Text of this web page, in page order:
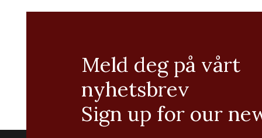
Meld deg på vårt
nyhetsbrev
Sign up for our